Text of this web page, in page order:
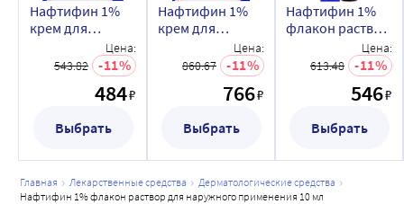
Нафтифин 1%
крем для
применения 15
Цена:
543.82
11
484₽
Выбрать
Нафтифин 1%
крем для
применения 30
Цена:
860.67
11
766₽
Выбрать
Нафтифин 1%
флакон раствор
для наружного
применения 10
Цена:
613.48
11
546₽
Выбрать
главная лекарственные средства
дерматологические средства
нафтифин 1% флакон раствор для наружного применения 10 мл